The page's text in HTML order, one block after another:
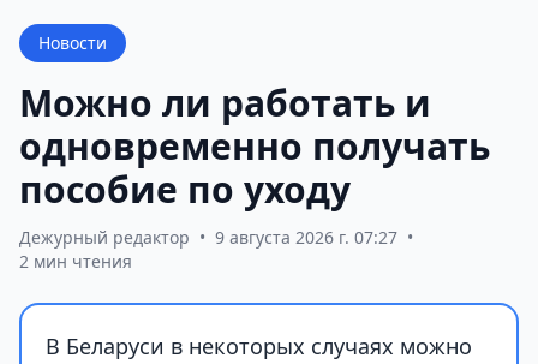
Новости
Можно ли работать и
одновременно получать
пособие по уходу
Дежурный редактор • 9 августа 2026 г. 07:27 •
2 мин чтения
В Беларуси в некоторых случаях можно